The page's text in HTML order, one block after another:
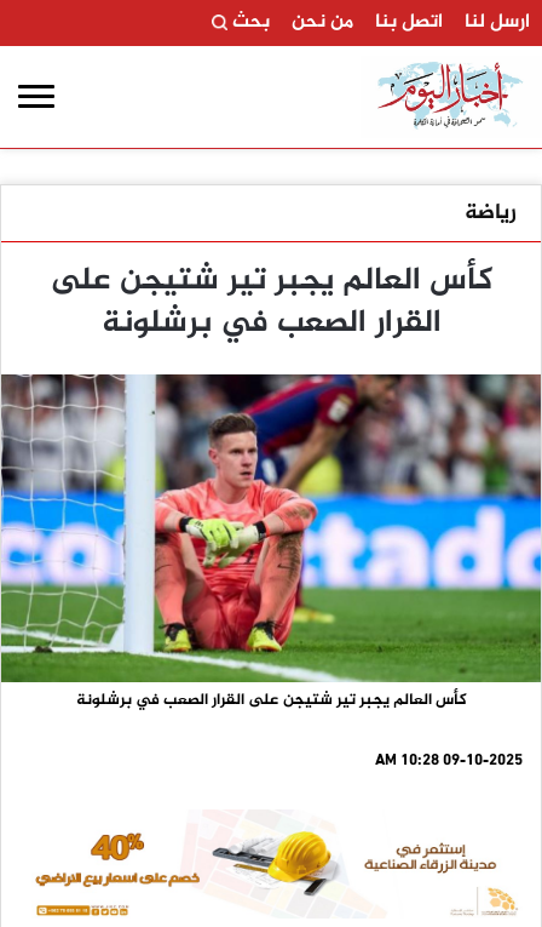
ارسل لنا اتصل بنا من نحن بحث
رياضة
كأس العالم يجبر تير شتيجن على
القرار الصعب في برشلونة
كأس العالم يجبر تير شتيجن على القرار الصعب في برشلونة
09-10-2025 10:28 AM